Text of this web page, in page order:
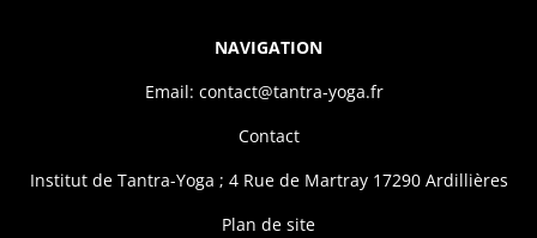
NAVIGATION
Email: contact@tantra-yoga.fr
Contact
Institut de Tantra-Yoga ; 4 Rue de Martray 17290 Ardillières
Plan de site